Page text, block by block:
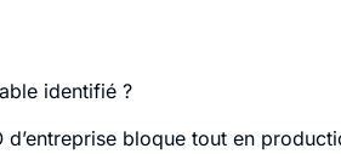
identifié ?
bloque tout en